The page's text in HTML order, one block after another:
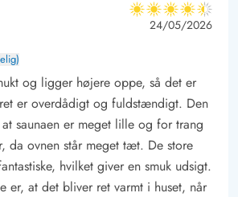
4.5 ud af 5
4.5 ud af 5
4.5 out of 5
24/05/2026
og ligger højere oppe, så det er
er overdådigt og fuldstændigt. Den
saunaen er meget lille og for trang
da ovnen står meget tæt. De store
hvilket giver en smuk udsigt.
er, at det bliver ret varmt i huset, når